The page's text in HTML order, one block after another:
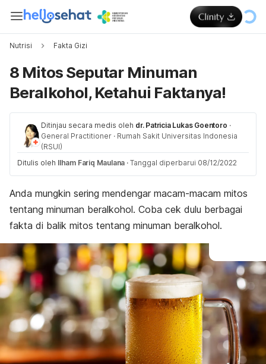
Nutrisi Fakta Gizi
8 Mitos Seputar Minuman
Beralkohol, Ketahui Faktanya!
Ditinjau secara medis oleh dr. Patricia Lukas Goentoro ·
General Practitioner · Rumah Sakit Universitas Indonesia
(RSUI)
Ditulis oleh Ilham Fariq Maulana · Tanggal diperbarui 08/12/2022
Anda mungkin sering mendengar macam-macam mitos
tentang minuman beralkohol. Coba cek dulu berbagai
fakta di balik mitos tentang minuman beralkohol.